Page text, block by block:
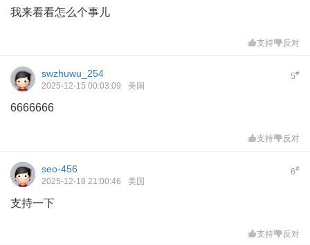
我来看看怎么个事儿
支持 反对
5#
swzhuwu_254
2025-12-15 00:03:09 美国
6666666
支持 反对
6#
seo-456
2025-12-18 21:00:46 美国
支持一下
支持 反对